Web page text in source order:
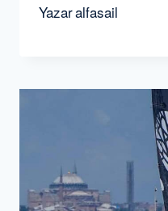
Yazaralfasail